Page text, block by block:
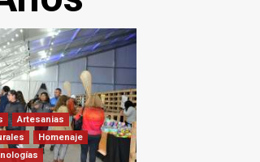
Artesanias
Homenaje